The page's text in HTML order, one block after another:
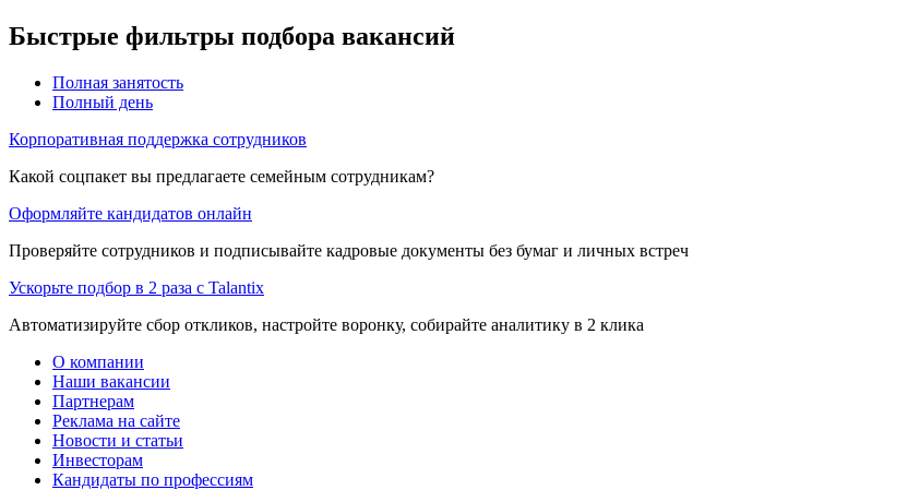
Быстрые фильтры подбора вакансий
Полная занятость
Полный день
Корпоративная поддержка сотрудников
Какой соцпакет вы предлагаете семейным сотрудникам?
Оформляйте кандидатов онлайн
Проверяйте сотрудников и подписывайте кадровые документы без бумаг и личных встреч
Ускорьте подбор в 2 раза с Talantix
Автоматизируйте сбор откликов, настройте воронку, собирайте аналитику в 2 клика
О компании
Наши вакансии
Партнерам
Реклама на сайте
Новости и статьи
Инвесторам
Кандидаты по профессиям